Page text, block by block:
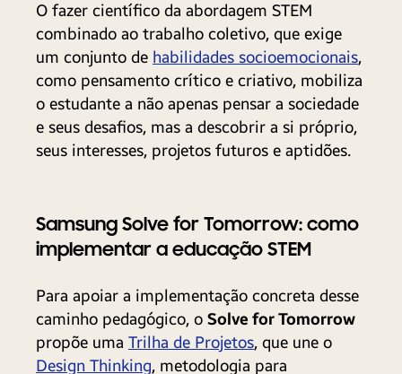
O fazer científico da abordagem STEM
combinado ao trabalho coletivo, que exige
um conjunto de habilidades socioemocionais,
como pensamento crítico e criativo, mobiliza
o estudante a não apenas pensar a sociedade
e seus desafios, mas a descobrir a si próprio,
seus interesses, projetos futuros e aptidões.
Samsung Solve for Tomorrow: como
implementar a educação STEM
Para apoiar a implementação concreta desse
caminho pedagógico, o Solve for Tomorrow
propõe uma Trilha de Projetos, que une o
Design Thinking, metodologia para